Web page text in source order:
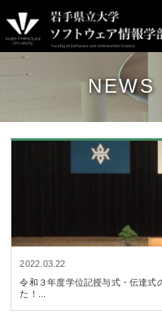
学部の教育・研究
学部プロジェクト研究
キャンパスライフ
アクセス
資料請求・お問い合わせ
サイトマップ
学生専用サイト
2022.03.22
令和３年度学位記授与式・伝達式
た